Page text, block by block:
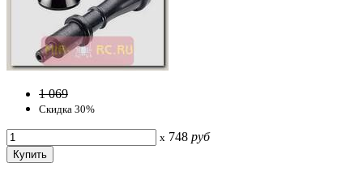
1 069
Скидка 30%
x 748 руб